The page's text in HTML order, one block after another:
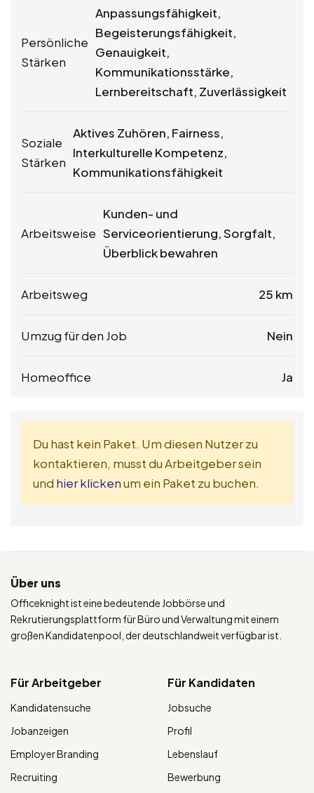
Persönliche
Stärken
Anpassungsfähigkeit,
Begeisterungsfähigkeit,
Genauigkeit,
Kommunikationsstärke,
Lernbereitschaft, Zuverlässigkeit
Soziale
Stärken
Aktives Zuhören, Fairness,
Interkulturelle Kompetenz,
Kommunikationsfähigkeit
Arbeitsweise
Kunden- und
Serviceorientierung, Sorgfalt,
Überblick bewahren
Arbeitsweg 25 km
Umzug für den Job Nein
Homeoffice Ja
Du hast kein Paket. Um diesen Nutzer zu
kontaktieren, musst du Arbeitgeber sein
und hier klickenum ein Paket zu buchen.
Über uns
Officeknight ist eine bedeutende Jobbörse und
Rekrutierungsplattform für Büro und Verwaltung mit einem
großen Kandidatenpool, der deutschlandweit verfügbar ist.
Für Arbeitgeber
Kandidatensuche
Jobanzeigen
Employer Branding
Recruiting
Für Kandidaten
Jobsuche
Profil
Lebenslauf
Bewerbung